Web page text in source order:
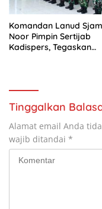
Komandan Lanud
Noor Pimpin Sertijab
Kadispers, Tegaskan
Tinggalkan
Alamat email Anda
wajib ditandai *